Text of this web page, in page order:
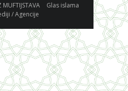
MUFTIJSTAVA
Glas islama
/ Agencije